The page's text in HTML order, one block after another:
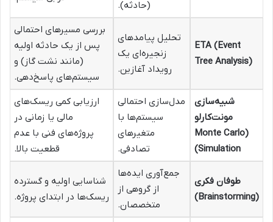
(حادثه).
ETA (Event
Tree Analysis)
تحلیل پیامدهای
زنجیره‌ای یک
رویداد آغازین.
بررسی مسیرهای احتمالی
پس از یک حادثه اولیه
(مانند نشت گاز) و
سیستم‌های پاسخ‌دهی.
شبیه‌سازی
مونت‌کارلو
(Monte Carlo
Simulation)
مدل‌سازی احتمالی
سیستم‌ها با
متغیرهای
تصادفی.
ارزیابی کمی ریسک‌های
مالی یا زمانی در
پروژه‌های فنی با عدم
قطعیت بالا.
طوفان فکری
(Brainstorming)
جمع‌آوری ایده‌ها
از گروهی از
متخصصان.
شناسایی اولیه و گسترده
ریسک‌ها در ابتدای پروژه.